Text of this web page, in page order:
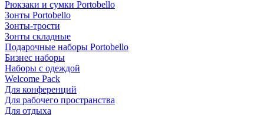
Рюкзаки и сумки Portobello
Зонты Portobello
Зонты-трости
Зонты складные
Подарочные наборы Portobello
Бизнес наборы
Наборы с одеждой
Welcome Pack
Для конференций
Для рабочего пространства
Для отдыха